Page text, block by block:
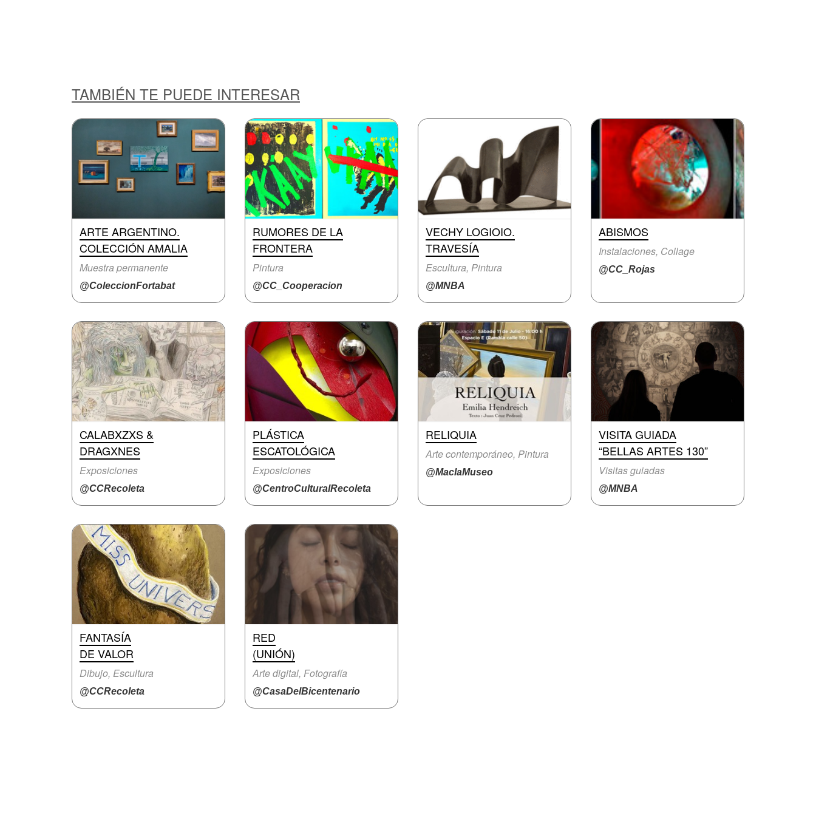
TAMBIÉN TE PUEDE INTERESAR
ARTE ARGENTINO.
COLECCIÓN AMALIA
Muestra permanente
@ColeccionFortabat
RUMORES DE LA
FRONTERA
Pintura
@CC_Cooperacion
VECHY LOGIOIO.
TRAVESÍA
Escultura, Pintura
@MNBA
ABISMOS
Instalaciones, Collage
@CC_Rojas
CALABXZXS &
DRAGXNES
Exposiciones
@CCRecoleta
PLÁSTICA
ESCATOLÓGICA
Exposiciones
@CentroCulturalRecoleta
RELIQUIA
Arte contemporáneo, Pintura
@MaclaMuseo
VISITA GUIADA
“BELLAS ARTES 130”
Visitas guiadas
@MNBA
FANTASÍA
DE VALOR
Dibujo, Escultura
@CCRecoleta
RED
(UNIÓN)
Arte digital, Fotografía
@CasaDelBicentenario